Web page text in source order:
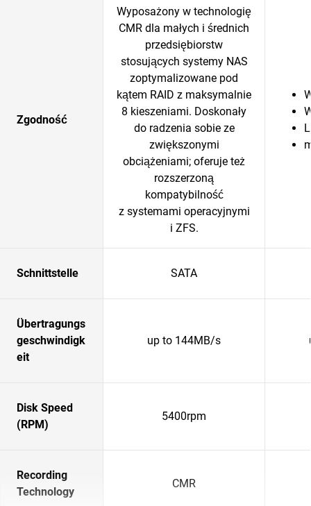
Zgodność
Wyposażony w technologię
CMR dla małych i średnich
przedsiębiorstw
stosujących systemy NAS
zoptymalizowane pod
kątem RAID z maksymalnie
8 kieszeniami. Doskonały
do radzenia sobie ze
zwiększonymi
obciążeniami; oferuje też
rozszerzoną
kompatybilność
z systemami operacyjnymi
i ZFS.
Schnittstelle SATA
Übertragungs
geschwindigk
eit
up to 144MB/s
Disk Speed
(RPM)
5400rpm
Recording
Technology
CMR